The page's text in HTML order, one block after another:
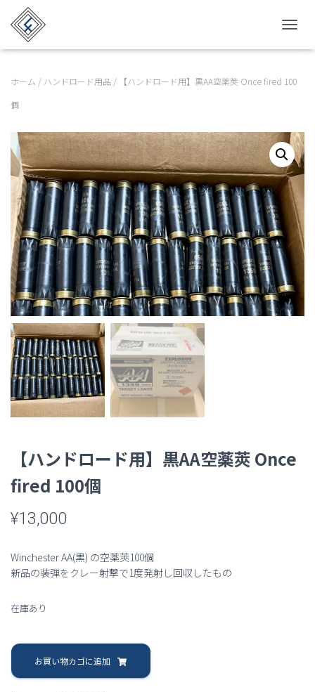
ホーム / ハンドロード用品 / 【ハンドロード用】黒AA空薬莢 Once fired 100
個
【ハンドロード用】黒AA空薬莢 Once
fired 100個
¥13,000
Winchester AA(黒) の空薬莢100個
新品の装弾をクレー射撃で1度発射し回収したもの
在庫あり
【ハ
ド
お買い物カゴに追加